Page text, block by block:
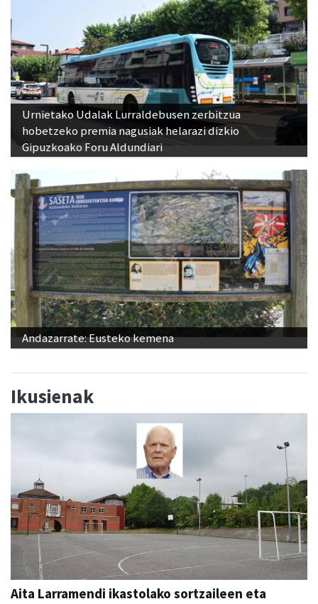
Urnietako Udalak Lurraldebusen zerbitzua
hobetzeko premia nagusiak helarazi dizkio
Gipuzkoako Foru Aldundiari
Andazarrate: Eusteko kemena
Ikusienak
Aita Larramendi ikastolako sortzaileen eta